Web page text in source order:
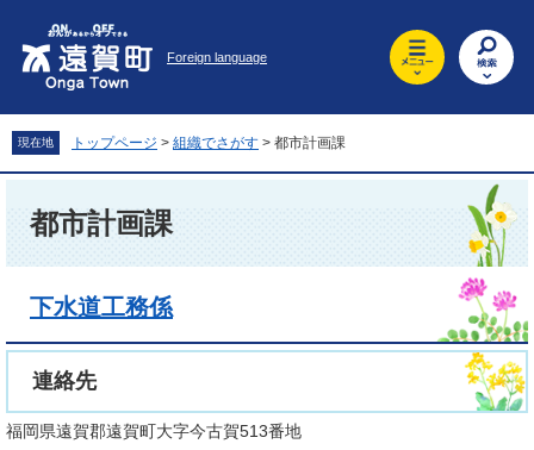
先
頭
を
飛
Foreign language
現在地 トップページ > 組織でさがす > 都市計画課
都市計画課
下水道工務係
連絡先
福岡県遠賀郡遠賀町大字今古賀513番地